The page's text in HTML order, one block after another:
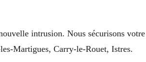
intrusion. Nous sécurisons
Martigues, Carry-le-Rouet, Istres.